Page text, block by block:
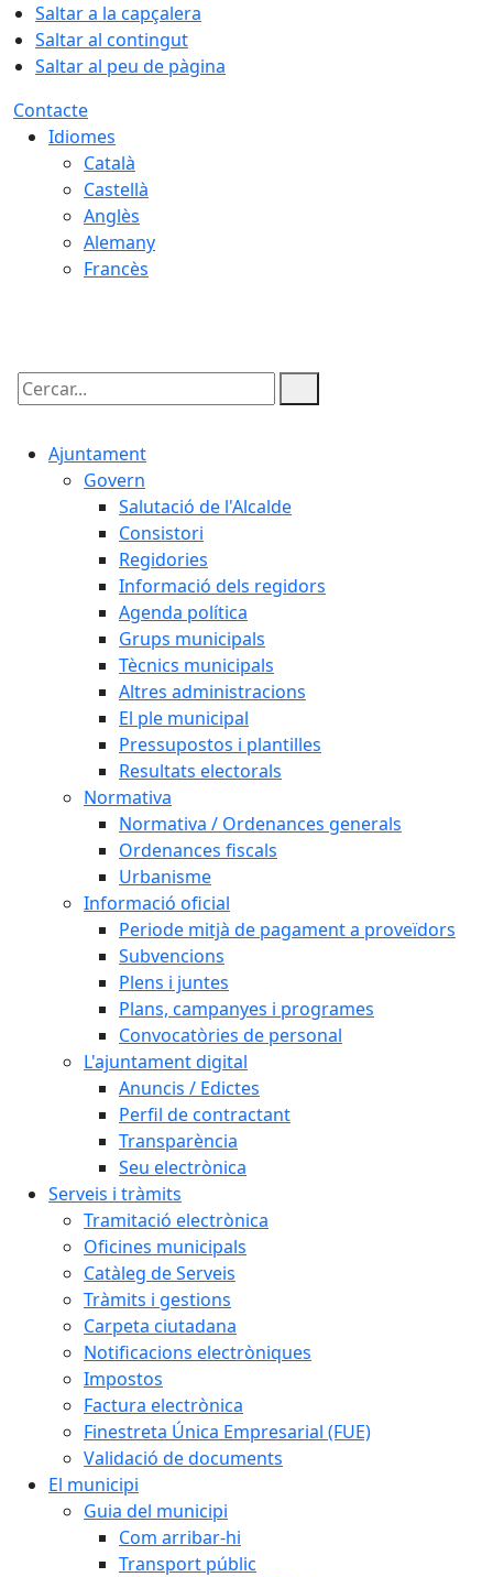
Saltar a la capçalera
Saltar al contingut
Saltar al peu de pàgina
Contacte
Idiomes
Català
Castellà
Anglès
Alemany
Francès
Cercar:
Ajuntament
Govern
Salutació de l'Alcalde
Consistori
Regidories
Informació dels regidors
Agenda política
Grups municipals
Tècnics municipals
Altres administracions
El ple municipal
Pressupostos i plantilles
Resultats electorals
Normativa
Normativa / Ordenances generals
Ordenances fiscals
Urbanisme
Informació oficial
Periode mitjà de pagament a proveïdors
Subvencions
Plens i juntes
Plans, campanyes i programes
Convocatòries de personal
L'ajuntament digital
Anuncis / Edictes
Perfil de contractant
Transparència
Seu electrònica
Serveis i tràmits
Tramitació electrònica
Oficines municipals
Catàleg de Serveis
Tràmits i gestions
Carpeta ciutadana
Notificacions electròniques
Impostos
Factura electrònica
Finestreta Única Empresarial (FUE)
Validació de documents
El municipi
Guia del municipi
Com arribar-hi
Transport públic